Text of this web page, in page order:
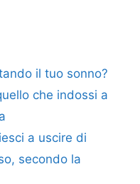
il tuo sonno?
che indossi a
a uscire di
secondo la